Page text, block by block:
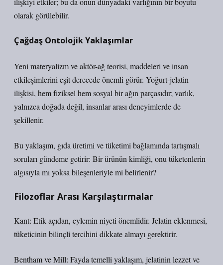
olarak görülebilir.
Çağdaş Ontolojik Yaklaşımlar
Yeni materyalizm ve aktör-ağ teorisi, maddeleri ve insan
etkileşimlerini eşit derecede önemli görür. Yoğurt-jelatin
ilişkisi, hem fiziksel hem sosyal bir ağın parçasıdır; varlık,
yalnızca doğada değil, insanlar arası deneyimlerde de
şekillenir.
Bu yaklaşım, gıda üretimi ve tüketimi bağlamında tartışmalı
soruları gündeme getirir: Bir ürünün kimliği, onu tüketenlerin
algısıyla mı yoksa bileşenleriyle mi belirlenir?
Filozoflar Arası Karşılaştırmalar
Kant: Etik açıdan, eylemin niyeti önemlidir. Jelatin eklenmesi,
tüketicinin bilinçli tercihini dikkate almayı gerektirir.
Bentham ve Mill: Fayda temelli yaklaşım, jelatinin lezzet ve